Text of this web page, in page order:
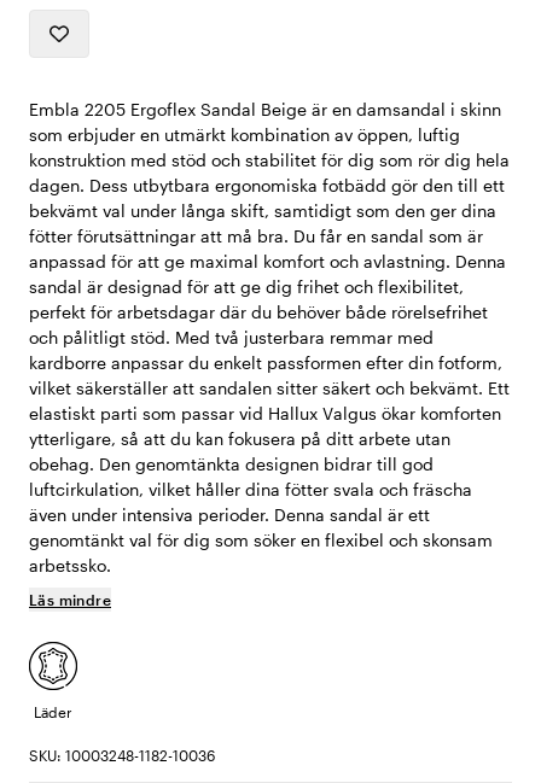
Embla 2205 Ergoflex Sandal Beige är en damsandal i skinn
som erbjuder en utmärkt kombination av öppen, luftig
konstruktion med stöd och stabilitet för dig som rör dig hela
dagen. Dess utbytbara ergonomiska fotbädd gör den till ett
bekvämt val under långa skift, samtidigt som den ger dina
fötter förutsättningar att må bra. Du får en sandal som är
anpassad för att ge maximal komfort och avlastning. Denna
sandal är designad för att ge dig frihet och flexibilitet,
perfekt för arbetsdagar där du behöver både rörelsefrihet
och pålitligt stöd. Med två justerbara remmar med
kardborre anpassar du enkelt passformen efter din fotform,
vilket säkerställer att sandalen sitter säkert och bekvämt. Ett
elastiskt parti som passar vid Hallux Valgus ökar komforten
ytterligare, så att du kan fokusera på ditt arbete utan
obehag. Den genomtänkta designen bidrar till god
luftcirkulation, vilket håller dina fötter svala och fräscha
även under intensiva perioder. Denna sandal är ett
genomtänkt val för dig som söker en flexibel och skonsam
arbetssko.
Läs mindre
Läder
SKU: 10003248-1182-10036